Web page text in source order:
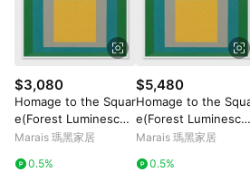
頁面後才首次下載 Pinkoi APP 並完成訂單
上，首次下載 Pinkoi APP 後，需透過 LINE
面，方享導購資格。
$3,080
Homage to the Squar
e(Forest Luminescen
ce) | Josef Albers -
Marais 瑪黑家居
0.5%
$5,480
Homage to the
e(Forest Luminescen
ce) | Josef Albers -
Marais 瑪黑家居
0.5%